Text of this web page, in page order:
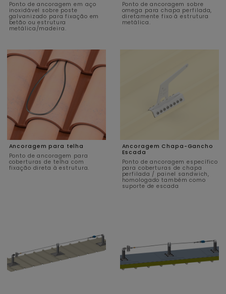
Ponto de ancoragem em aço
inoxidável sobre poste
galvanizado para fixação em
betão ou estrutura
metálica/madeira.
Ponto de ancoragem sobre
omega para chapa perfilada,
diretamente fixo à estrutura
metálica.
Ancoragem para telha
Ponto de ancoragem para
coberturas de telha com
fixação direta à estrutura.
Ancoragem Chapa-Gancho
Escada
Ponto de ancoragem específico
para coberturas de chapa
perfilada / painel sandwich,
homologado também como
suporte de escada